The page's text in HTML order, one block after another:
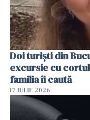
Doi turiști din
excursie cu
familia îi caută
17 IULIE 2026